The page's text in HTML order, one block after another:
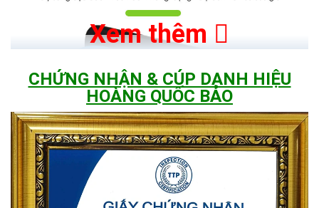
Xem thêm
CHỨNG NHẬN & CÚP DANH HIỆU
HOÀNG QUỐC BẢO